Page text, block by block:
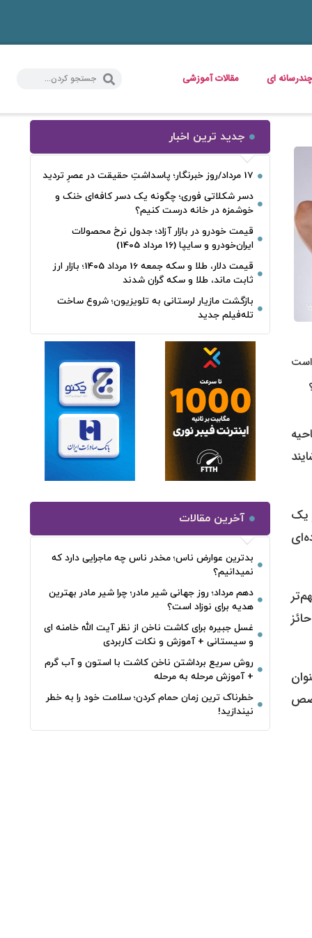
چندرسانه ای مقالات آموزشی
است
یک
جدید ترین اخبار
17 مرداد/روز خبرنگار؛ پاسداشتِ حقیقت در عصرِ تردید
دسر شکلاتی فوری؛ چگونه یک دسر کافه‌ای خنک و
خوشمزه در خانه درست کنیم؟
قیمت خودرو در بازار آزاد؛ جدول نرخ محصولات
ایران‌خودرو و سایپا (16 مرداد 1405)
قیمت دلار، طلا و سکه جمعه 16 مرداد 1405؛ بازار ارز
ثابت ماند، طلا و سکه گران شدند
بازگشت مازیار لرستانی به تلویزیون؛ شروع ساخت
تله‌فیلم جدید
آخرین مقالات
بدترین عوارض ناس؛ مخدر ناس چه ماجرایی دارد که
نمیدانیم؟
دهم مرداد؛ روز جهانی شیر مادر؛ چرا شیر مادر بهترین
هدیه برای نوزاد است؟
غسل جبیره برای کاشت ناخن از نظر آیت الله خامنه ای
و سیستانی + آموزش و نکات کاربردی
روش سریع برداشتن ناخن کاشت با استون و آب گرم
+ آموزش مرحله به مرحله
خطرناک‌ ترین زمان‌ حمام کردن؛ سلامت خود را به خطر
نیندازید!